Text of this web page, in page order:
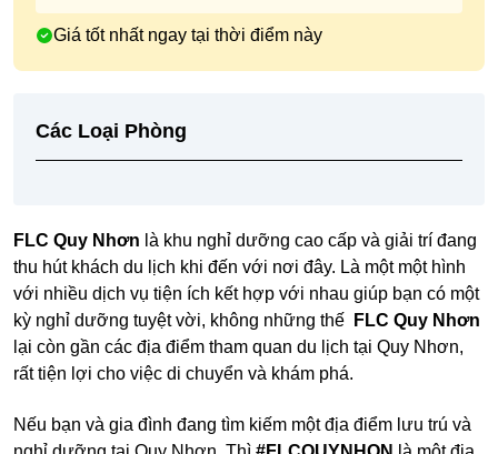
Giá tốt nhất ngay tại thời điểm này
Các Loại Phòng
FLC Quy Nhơn là khu nghỉ dưỡng cao cấp và giải trí đang
thu hút khách du lịch khi đến với nơi đây. Là một một hình
với nhiều dịch vụ tiện ích kết hợp với nhau giúp bạn có một
kỳ nghỉ dưỡng tuyệt vời, không những thế
FLC Quy Nhơn
lại còn gần các địa điểm tham quan du lịch tại Quy Nhơn,
rất tiện lợi cho việc di chuyển và khám phá.
Nếu bạn và gia đình đang tìm kiếm một địa điểm lưu trú và